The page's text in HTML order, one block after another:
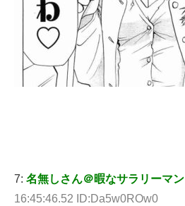
7: 名無しさん＠暇なサラリーマン
16:45:46.52 ID:Da5w0ROw0